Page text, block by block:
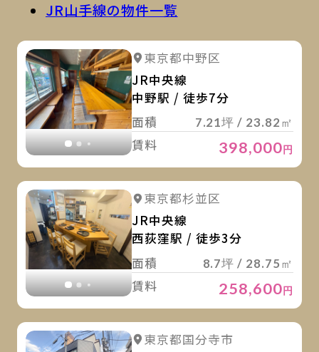
JR山手線の物件一覧
詳細を見る
東京都中野区
JR中央線
中野駅 / 徒歩7分
面積
7.21坪 / 23.82㎡
賃料 398,000円
詳細を見る
東京都杉並区
JR中央線
西荻窪駅 / 徒歩3分
面積
8.7坪 / 28.75㎡
賃料 258,600円
詳細を見る
東京都国分寺市